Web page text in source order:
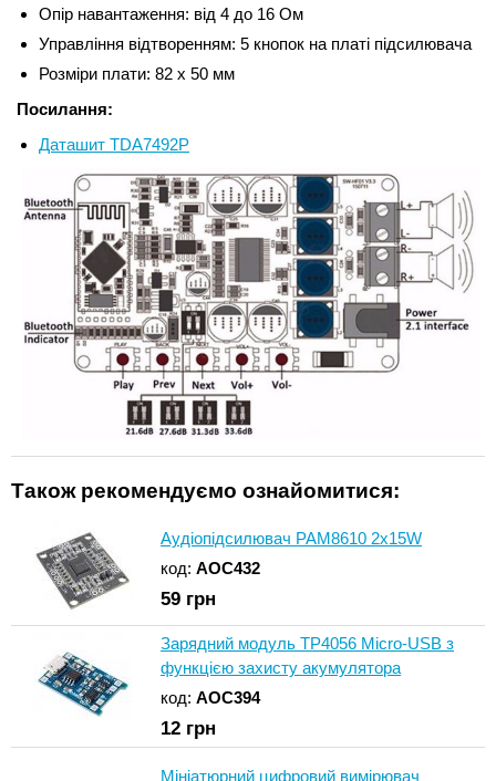
Опір навантаження: від 4 до 16 Ом
Управління відтворенням: 5 кнопок на платі підсилювача
Розміри плати: 82 х 50 мм
Посилання:
Даташит TDA7492P
Також рекомендуємо ознайомитися:
Аудіопідсилювач PAM8610 2x15W
код: AOC432
59 грн
Зарядний модуль TP4056 Micro-USB з
функцією захисту акумулятора
код: AOC394
12 грн
Мініатюрний цифровий вимірювач